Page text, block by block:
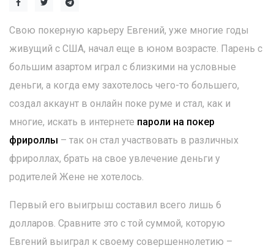
Свою покерную карьеру Евгений, уже многие годы
живущий с США, начал еще в юном возрасте. Парень с
большим азартом играл с близкими на условные
деньги, а когда ему захотелось чего-то большего,
создал аккаунт в онлайн поке руме и стал, как и
многие, искать в интернете пароли на покер
фрироллы – так он стал участвовать в различных
фрироллах, брать на свое увлечение деньги у
родителей Жене не хотелось.
Первый его выигрыш составил всего лишь 6
долларов. Сравните это с той суммой, которую
Евгений выиграл к своему совершеннолетию –